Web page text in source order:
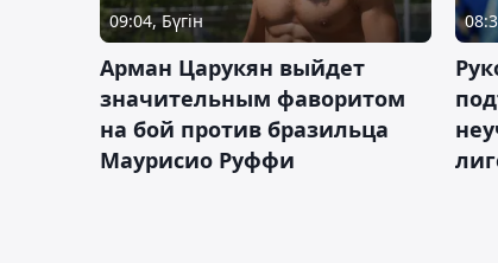
09:04, Бүгін
Арман Царукян выйдет
значительным фаворитом
на бой против бразильца
Маурисио Руффи